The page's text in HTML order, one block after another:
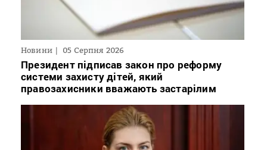
Новини 05 Серпня 2026
Президент підписав закон про реформу
системи захисту дітей, який
правозахисники вважають застарілим